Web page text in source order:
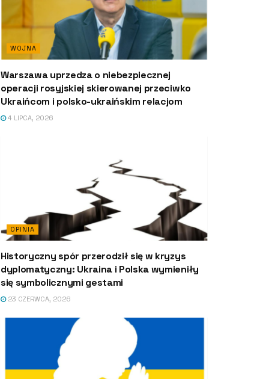
WOJNA
Warszawa uprzedza o niebezpiecznej
operacji rosyjskiej skierowanej przeciwko
Ukraińcom i polsko-ukraińskim relacjom
4 LIPCA, 2026
OPINIA
Historyczny spór przerodził się w kryzys
dyplomatyczny: Ukraina i Polska wymieniły
się symbolicznymi gestami
23 CZERWCA, 2026